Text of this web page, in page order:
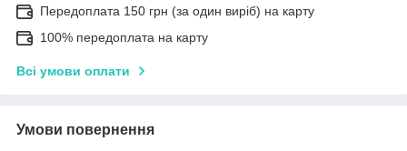
Передоплата 150 грн (за один виріб) на карту
100% передоплата на карту
Всі умови оплати
Умови повернення